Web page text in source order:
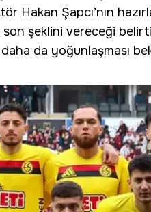
Hakan Şapcı’nın
şeklini vereceği
da yoğunlaşması